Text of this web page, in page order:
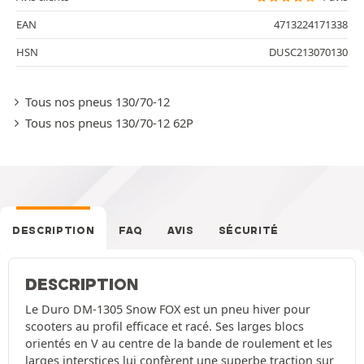
EAN
4713224171338
HSN
DUSC213070130
Tous nos pneus 130/70-12
Tous nos pneus 130/70-12 62P
DESCRIPTION FAQ AVIS SÉCURITÉ
DESCRIPTION
Le Duro DM-1305 Snow FOX est un pneu hiver pour
scooters au profil efficace et racé. Ses larges blocs
orientés en V au centre de la bande de roulement et les
larges interstices lui confèrent une superbe traction sur